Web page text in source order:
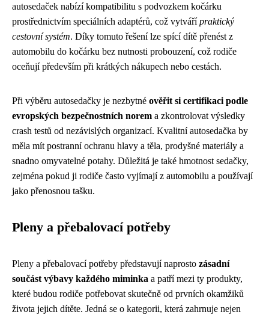
autosedaček nabízí kompatibilitu s podvozkem kočárku
prostřednictvím speciálních adaptérů, což vytvářípraktický
cestovní systém. Díky tomuto řešení lze spící dítě přenést z
automobilu do kočárku bez nutnosti probouzení, což rodiče
oceňují především při krátkých nákupech nebo cestách.
Při výběru autosedačky je nezbytné ověřit si certifikaci podle
evropských bezpečnostních norem a zkontrolovat výsledky
crash testů od nezávislých organizací. Kvalitní autosedačka by
měla mít postranní ochranu hlavy a těla, prodyšné materiály a
snadno omyvatelné potahy. Důležitá je také hmotnost sedačky,
zejména pokud ji rodiče často vyjímají z automobilu a používají
jako přenosnou tašku.
Pleny a přebalovací potřeby
Pleny a přebalovací potřeby představují naprosto zásadní
součást výbavy každého miminka a patří mezi ty produkty,
které budou rodiče potřebovat skutečně od prvních okamžiků
života jejich dítěte. Jedná se o kategorii, která zahrnuje nejen